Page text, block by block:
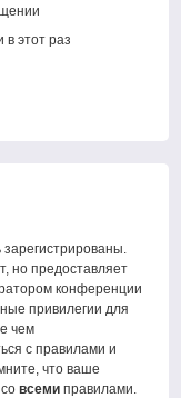
этот раз
но предоставляет
конференции
привилегии для
чем
с правилами и
что ваше
совсеми правилами.